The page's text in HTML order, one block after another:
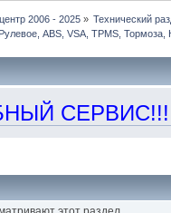
2006 - 2025» Технический
ABS, VSA, TPMS, Тормоза,
СЕРВИС!!!